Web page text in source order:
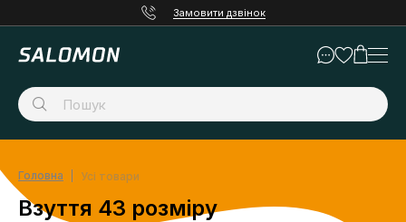
Замовити дзвінок
Головна Усі товари
Взуття 43 розміру